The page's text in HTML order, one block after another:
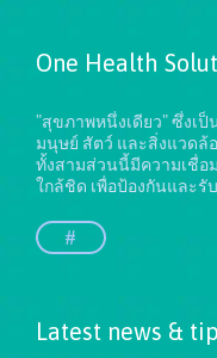
One Health
"สุขภาพหนึ่งเดียว" ซึ่งเ
มนุษย์ สัตว์ และสิ่งแวดล้
ทั้งสามส่วนนี้มีความเชื่อ
ใกล้ชิด เพื่อป้องกันและ
#
Latest news &